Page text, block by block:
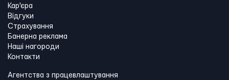
Кар'єра
Відгуки
Страхування
Банерна реклама
Наші нагороди
Контакти
Агентства з працевлаштування